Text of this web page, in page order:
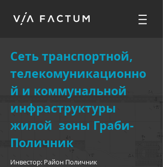
Сеть транспортной,
телекомуникационно
й и коммунальной
инфраструктуры
жилой зоны Граби-
Поличник
Инвестор: Район Поличник